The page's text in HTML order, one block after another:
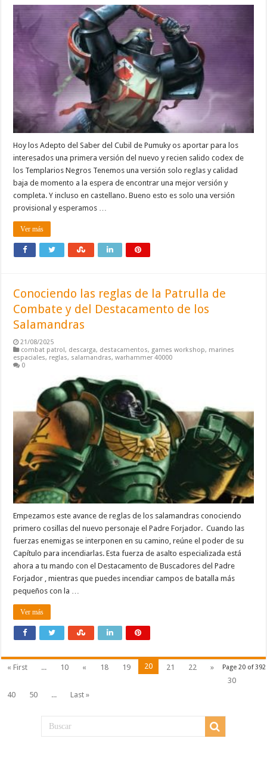
Hoy los Adepto del Saber del Cubil de Pumuky os aportar para los
interesados una primera versión del nuevo y recien salido codex de
los Templarios Negros Tenemos una versión solo reglas y calidad
baja de momento a la espera de encontrar una mejor versión y
completa. Y incluso en castellano. Bueno esto es solo una versión
provisional y esperamos …
Ver más
Conociendo las reglas de la Patrulla de
Combate y del Destacamento de los
Salamandras
21/08/2025
combat patrol, descarga, destacamentos, games workshop, marines
espaciales, reglas, salamandras,warhammer 40000
0
Empezamos este avance de reglas de los salamandras conociendo
primero cosillas del nuevo personaje el Padre Forjador. Cuando las
fuerzas enemigas se interponen en su camino, reúne el poder de su
Capítulo para incendiarlas. Esta fuerza de asalto especializada está
ahora a tu mando con el Destacamento de Buscadores del Padre
Forjador , mientras que puedes incendiar campos de batalla más
pequeños con la …
Ver más
Page 20 of 392
« First ... 10 « 18 19 20 21 22
»
30
40
50 ... Last »